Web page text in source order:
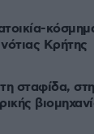
Κρήτης
σταφίδα,